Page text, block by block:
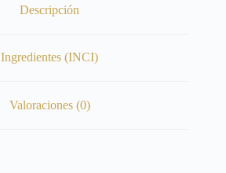
Descripción
Ingredientes (INCI)
Valoraciones (0)